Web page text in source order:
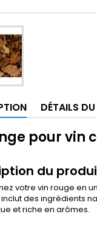
DÉTAILS
pour vin
du
votre vin rouge en
des ingrédients
et riche en arômes.